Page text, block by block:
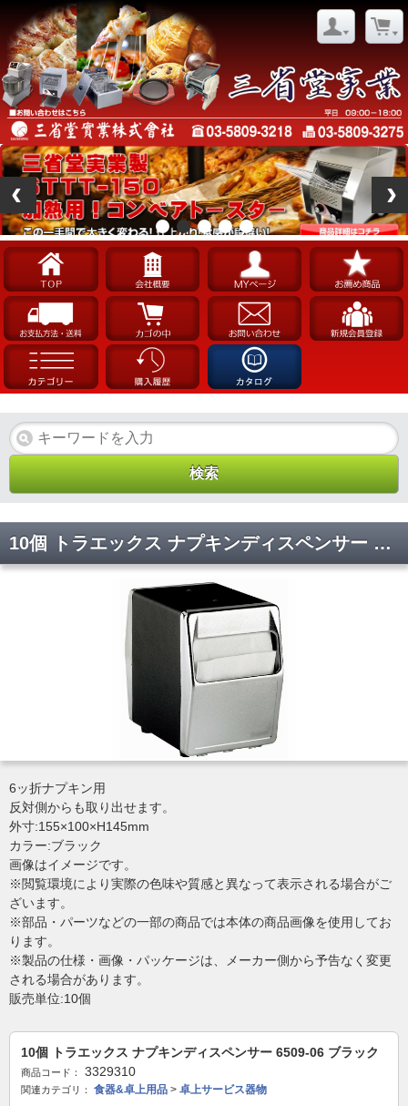
10個 トラエックス ナプキンディスペンサー 6509-06 ブラック
6ッ折ナプキン用
反対側からも取り出せます。
外寸:155×100×H145mm
カラー:ブラック
画像はイメージです。
※閲覧環境により実際の色味や質感と異なって表示される場合がご
ざいます。
※部品・パーツなどの一部の商品では本体の商品画像を使用してお
ります。
※製品の仕様・画像・パッケージは、メーカー側から予告なく変更
される場合があります。
販売単位:10個
10個 トラエックス ナプキンディスペンサー 6509-06 ブラック
商品コード： 3329310
関連カテゴリ： 食器&卓上用品 > 卓上サービス器物